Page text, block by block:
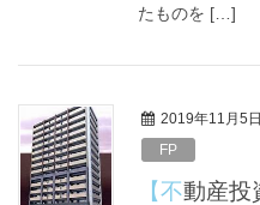
たものを […]
2019年11月5日
FP
【不動産投資】新築区分マンション